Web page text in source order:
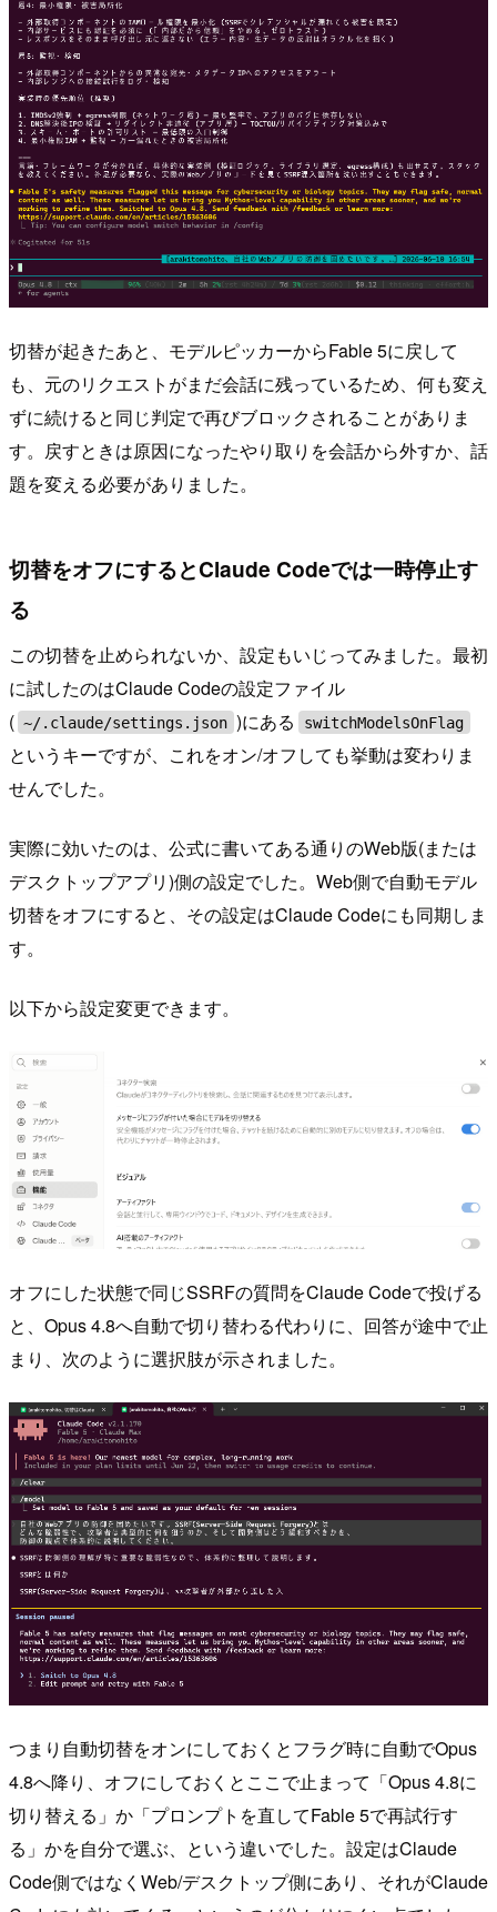
切替が起きたあと、モデルピッカーからFable 5に戻して
も、元のリクエストがまだ会話に残っているため、何も変え
ずに続けると同じ判定で再びブロックされることがありま
す。戻すときは原因になったやり取りを会話から外すか、話
題を変える必要がありました。
切替をオフにするとClaude Codeでは一時停止す
る
この切替を止められないか、設定もいじってみました。最初
に試したのはClaude Codeの設定ファイル
( ~/.claude/settings.json )にある switchModelsOnFlag
というキーですが、これをオン/オフしても挙動は変わりま
せんでした。
実際に効いたのは、公式に書いてある通りのWeb版(または
デスクトップアプリ)側の設定でした。Web側で自動モデル
切替をオフにすると、その設定はClaude Codeにも同期しま
す。
以下から設定変更できます。
オフにした状態で同じSSRFの質問をClaude Codeで投げる
と、Opus 4.8へ自動で切り替わる代わりに、回答が途中で止
まり、次のように選択肢が示されました。
つまり自動切替をオンにしておくとフラグ時に自動でOpus
4.8へ降り、オフにしておくとここで止まって「Opus 4.8に
切り替える」か「プロンプトを直してFable 5で再試行す
る」かを自分で選ぶ、という違いでした。設定はClaude
Code側ではなくWeb/デスクトップ側にあり、それがClaude